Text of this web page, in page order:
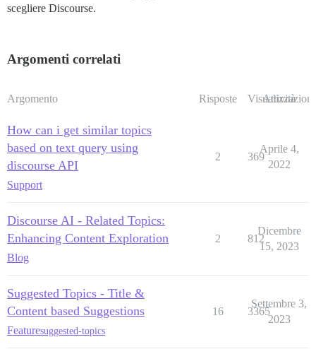
scegliere Discourse.
Argomenti correlati
Argomento Risposte Visualizzazioni
Attività
How can i get similar topics
based on text query using
discourse API
Support
2 369
Aprile 4,
2022
Discourse AI - Related Topics:
Enhancing Content Exploration
Blog
2 812
Dicembre
15, 2023
Suggested Topics - Title &
Content based Suggestions
Featuresuggested-topics
16 3365
Settembre 3,
2023